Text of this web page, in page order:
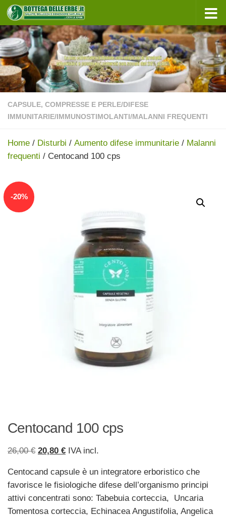
Sotto il contenuto
CAPSULE, COMPRESSE E PERLE/DIFESE
IMMUNITARIE/IMMUNOSTIMOLANTI/MALANNI FREQUENTI
Home / Disturbi / Aumento difese immunitarie / Malanni
frequenti / Centocand 100 cps
-20%
Centocand 100 cps
26,00€ Il
originale
era:
26,00 €.
20,80 €Il
attuale
è:
20,80 €.
IVA incl.
Centocand capsule è un integratore erboristico che
favorisce le fisiologiche difese dell’organismo principi
attivi concentrati sono: Tabebuia corteccia, Uncaria
Tomentosa corteccia, Echinacea Angustifolia, Angelica